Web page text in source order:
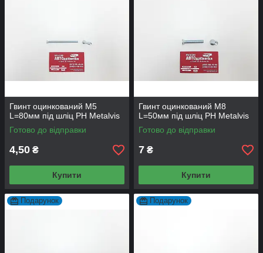
Гвинт оцинкований М5
L=80мм під шліц PH Metalvis
Готово до відправки
4,50 ₴
Купити
Гвинт оцинкований М8
L=50мм під шліц PH Metalvis
Готово до відправки
7 ₴
Купити
Подарунок Подарунок